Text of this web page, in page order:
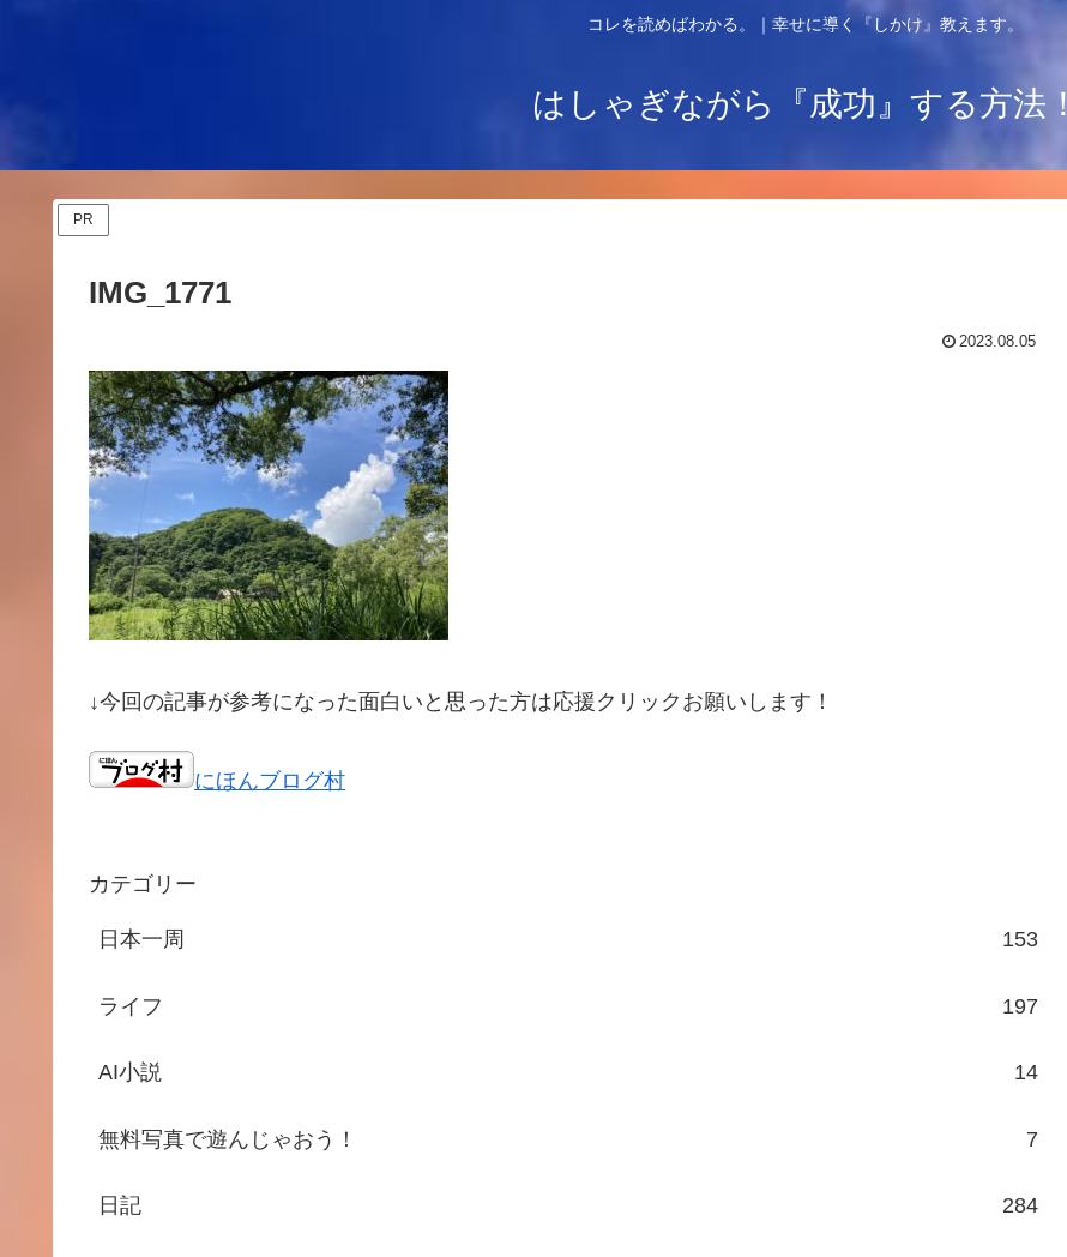
コレを読めばわかる。｜幸せに導く『しかけ』教えます。
はしゃぎながら『成功』する方法！
PR
IMG_1771
2023.08.05
↓今回の記事が参考になった面白いと思った方は応援クリックお願いします！
にほんブログ村
カテゴリー
日本一周 153
ライフ 197
AI小説 14
無料写真で遊んじゃおう！ 7
日記 284